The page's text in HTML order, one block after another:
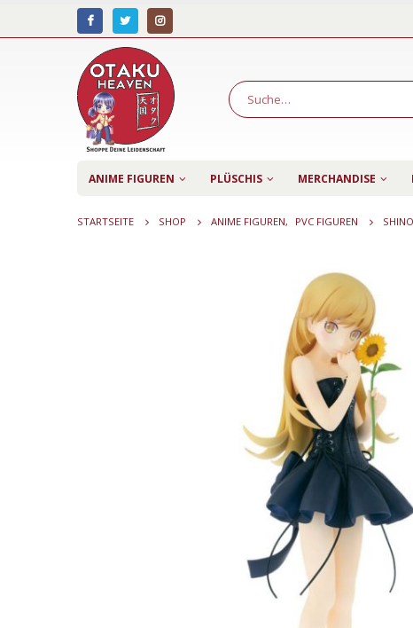
ANIME FIGUREN PLÜSCHIS MERCHANDISE
STARTSEITE SHOP ANIME FIGUREN, PVC FIGUREN